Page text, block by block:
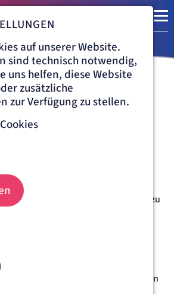
ÜBER UNS
Krankenhaus
geht schon gern ins Krankenhaus? Dazu
Patient? Andererseits können wir
sein, dass wir ein solides Netz
haben.
und Kompromissen, die ein
mit sich bringt, möchten die
Dürener Krankenhauses alles
für Patientinnen und Patienten
auf unserer Website.
sind technisch notwendig,
uns helfen, diese Website
zusätzliche
zur Verfügung zu stellen.